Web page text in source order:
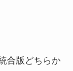
合版どちらか